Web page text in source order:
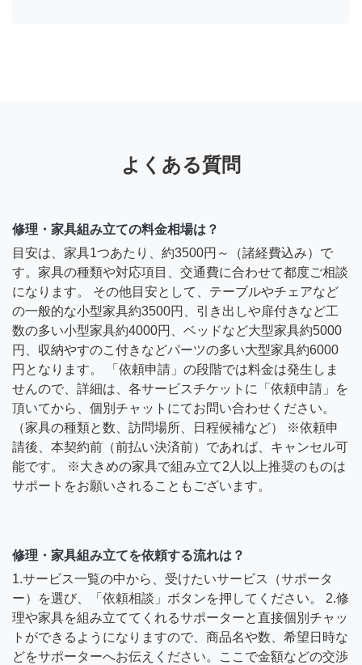
よくある質問
修理・家具組み立ての料金相場は？
目安は、家具1つあたり、約3500円～（諸経費込み）で
す。家具の種類や対応項目、交通費に合わせて都度ご相談
になります。 その他目安として、テーブルやチェアなど
の一般的な小型家具約3500円、引き出しや扉付きなど工
数の多い小型家具約4000円、ベッドなど大型家具約5000
円、収納やすのこ付きなどパーツの多い大型家具約6000
円となります。 「依頼申請」の段階では料金は発生しま
せんので、詳細は、各サービスチケットに「依頼申請」を
頂いてから、個別チャットにてお問い合わせください。
（家具の種類と数、訪問場所、日程候補など） ※依頼申
請後、本契約前（前払い決済前）であれば、キャンセル可
能です。 ※大きめの家具で組み立て2人以上推奨のものは
サポートをお願いされることもございます。
修理・家具組み立てを依頼する流れは？
1.サービス一覧の中から、受けたいサービス（サポータ
ー）を選び、「依頼相談」ボタンを押してください。 2.修
理や家具を組み立ててくれるサポーターと直接個別チャッ
トができるようになりますので、商品名や数、希望日時な
どをサポーターへお伝えください。ここで金額などの交渉